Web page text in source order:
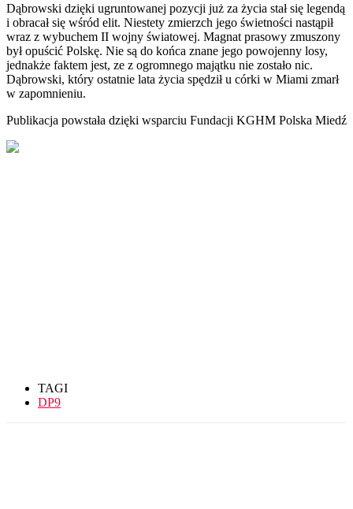
Dąbrowski dzięki ugruntowanej pozycji już za życia stał się legendą
i obracał się wśród elit. Niestety zmierzch jego świetności nastąpił
wraz z wybuchem II wojny światowej. Magnat prasowy zmuszony
był opuścić Polskę. Nie są do końca znane jego powojenny losy,
jednakże faktem jest, ze z ogromnego majątku nie zostało nic.
Dąbrowski, który ostatnie lata życia spędził u córki w Miami zmarł
w zapomnieniu.
Publikacja powstała dzięki wsparciu Fundacji KGHM Polska Miedź
TAGI
DP9